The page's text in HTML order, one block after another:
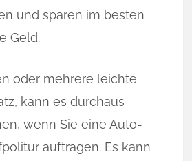
und sparen im besten
Geld.
oder mehrere leichte
kann es durchaus
wenn Sie eine Auto-
auftragen. Es kann